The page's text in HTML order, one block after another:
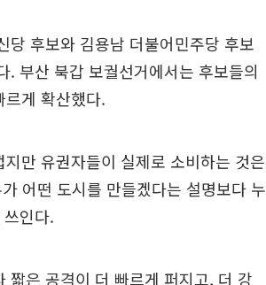
당 후보와 김용남 더불어민주당 후보
부산 북갑 보궐선거에서는 후보들의
게 확산했다.
만 유권자들이 실제로 소비하는 것은
어떤 도시를 만들겠다는 설명보다 누
인다.
짧은 공격이 더 빠르게 퍼지고, 더 강